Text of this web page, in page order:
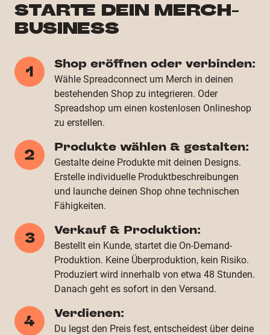
STARTE DEIN MERCH-
BUSINESS
1 Shop eröffnen oder verbinden:
Wähle Spreadconnect um Merch in deinen
bestehenden Shop zu integrieren. Oder
Spreadshop um einen kostenlosen Onlineshop
zu erstellen.
2 Produkte wählen & gestalten:
Gestalte deine Produkte mit deinen Designs.
Erstelle individuelle Produktbeschreibungen
und launche deinen Shop ohne technischen
Fähigkeiten.
3 Verkauf & Produktion:
Bestellt ein Kunde, startet die On-Demand-
Produktion. Keine Überproduktion, kein Risiko.
Produziert wird innerhalb von etwa 48 Stunden.
Danach geht es sofort in den Versand.
4 Verdienen:
Du legst den Preis fest, entscheidest über deine